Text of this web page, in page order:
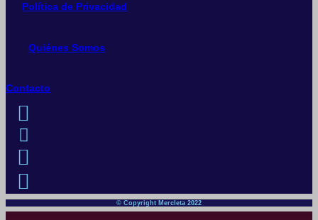
Política de Privacidad
Quiénes Somos
Contacto
© Copyright Mercleta 2022